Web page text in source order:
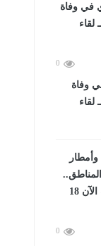
0
وفاة
لقاء
0